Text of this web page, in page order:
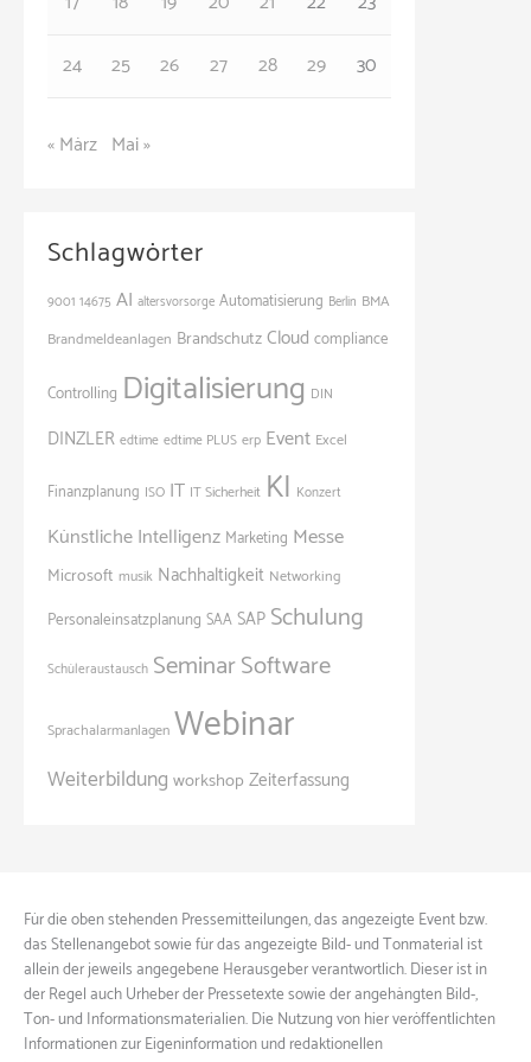
24
25 26 27 28 29 30
« März Mai »
Schlagwörter
9001 14675 AI altersvorsorge Automatisierung Berlin BMA
Brandmeldeanlagen BrandschutzCloud compliance
Controlling Digitalisierung DIN
DINZLER edtime edtime PLUS erp Event Excel
Finanzplanung ISO IT IT Sicherheit KI Konzert
Künstliche Intelligenz Marketing Messe
Microsoft musik Nachhaltigkeit Networking
Personaleinsatzplanung SAASAP Schulung
Schüleraustausch SeminarSoftware
Sprachalarmanlagen Webinar
Weiterbildung workshop Zeiterfassung
Für die oben stehenden Pressemitteilungen, das angezeigte Event bzw.
das Stellenangebot sowie für das angezeigte Bild- und Tonmaterial ist
allein der jeweils angegebene Herausgeber verantwortlich. Dieser ist in
der Regel auch Urheber der Pressetexte sowie der angehängten Bild-,
Ton- und Informationsmaterialien. Die Nutzung von hier veröffentlichten
Informationen zur Eigeninformation und redaktionellen